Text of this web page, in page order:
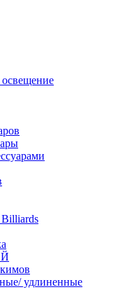
освещение
удлиненные